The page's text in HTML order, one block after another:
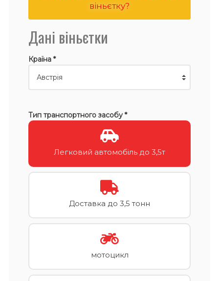
віньєтку?
Дані віньєтки
Країна *
Тип транспортного засобу *
Легковий автомобіль до 3,5т
Доставка до 3,5 тонн
мотоцикл